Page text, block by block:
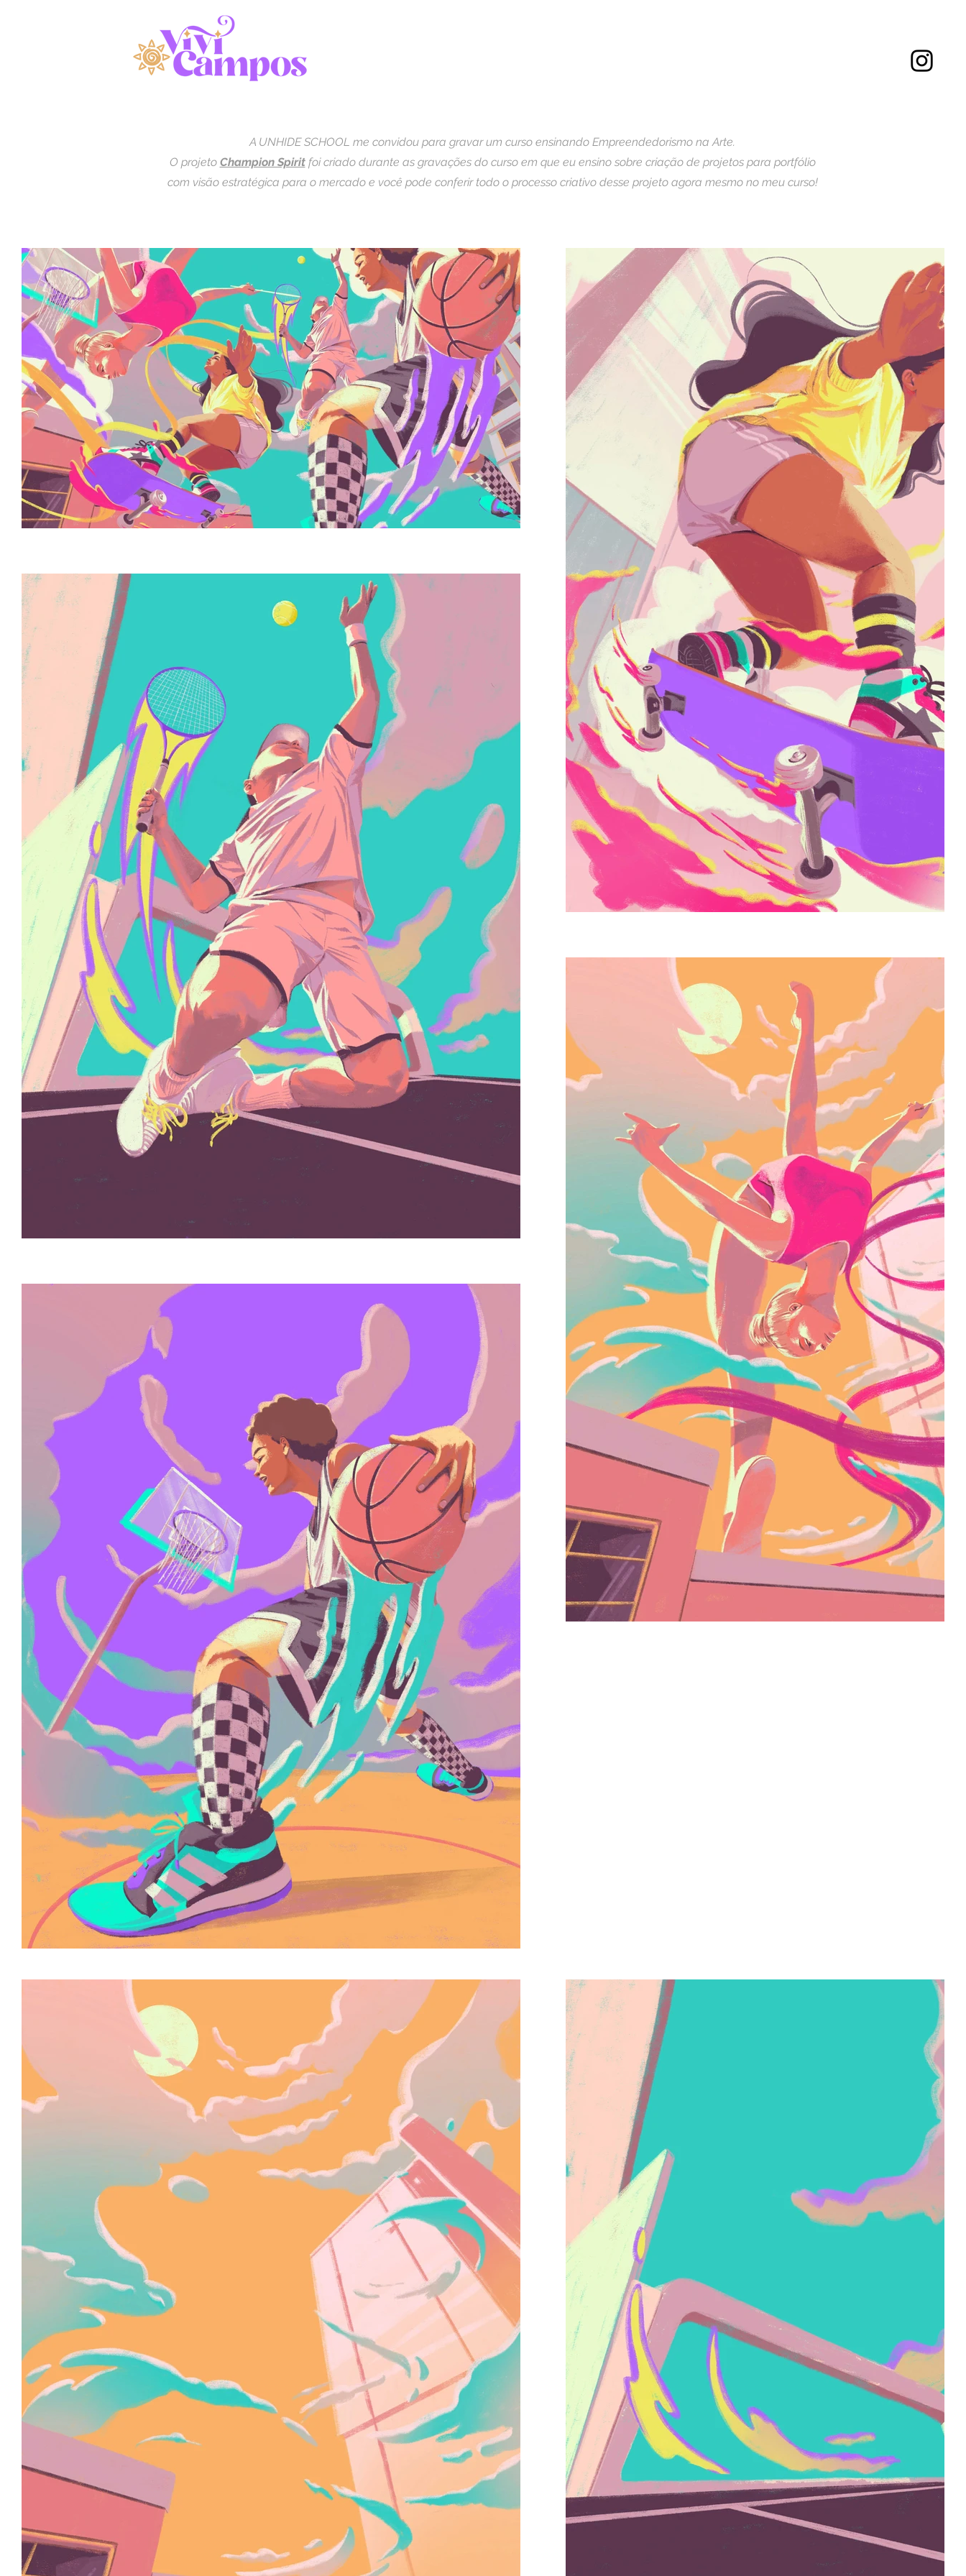
A UNHIDE SCHOOL me convidou para gravar um curso ensinando Empreendedorismo na Arte.
O projeto Champion Spiritfoi criado durante as gravações do curso em que eu ensino sobre criação de projetos para portfólio
com visão estratégica para o mercado e você pode conferir todo o processo criativo desse projeto agora mesmo no meu curso!